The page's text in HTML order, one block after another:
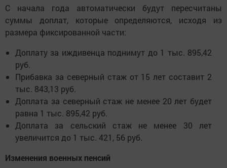
С начала года автоматически будут пересчитаны
суммы доплат, которые определяются, исходя из
размера фиксированной части:
Доплату за иждивенца поднимут до 1 тыс. 895,42
руб.
Прибавка за северный стаж от 15 лет составит 2
тыс. 843,13 руб.
Доплата за северный стаж не менее 20 лет будет
равна 1 тыс. 895,42 руб.
Доплата за сельский стаж не менее 30 лет
увеличится до 1 тыс. 421, 56 руб.
Изменения военных пенсий